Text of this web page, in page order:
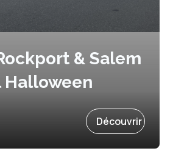
& Salem
Halloween
29 octobre 2027
Découvrir